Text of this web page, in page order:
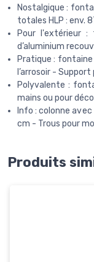
Nostalgique :
totales HLP : env.
Pour l'extérieur
d’aluminium
Pratique :
l’arrosoir -
Polyvalente :
mains ou pour
Info : colonne
cm - Trous pour
Produits